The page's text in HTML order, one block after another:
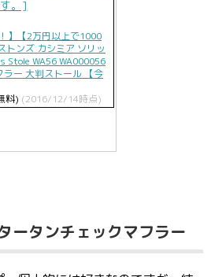
】【2万円以上で1000
トンズ カシミア ソリッ
Stole WA56 WA000056
ー 大判ストール 【今
料) (2016/12/14時点)
ータンチェックマフラー